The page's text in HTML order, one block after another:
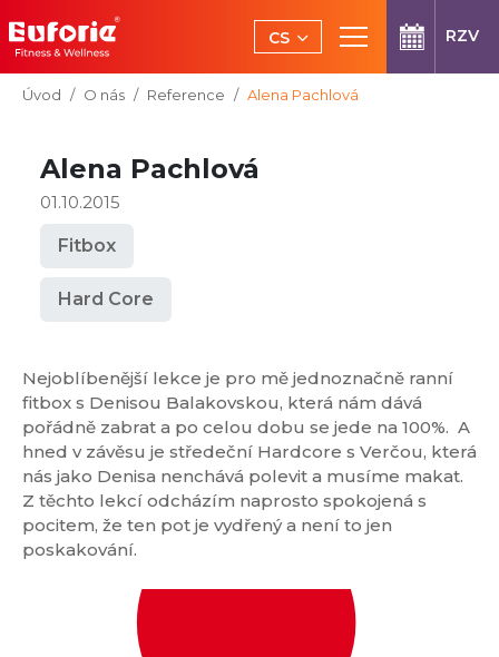
Přeskočit na hlavní obsah
CS
EN
RZV
Jsi tady:
Úvod O nás Reference Alena Pachlová
Alena Pachlová
01.10.2015
Fitbox
Hard Core
Nejoblíbenější lekce je pro mě jednoznačně ranní
fitbox s Denisou Balakovskou, která nám dává
pořádně zabrat a po celou dobu se jede na 100%. A
hned v závěsu je středeční Hardcore s Verčou, která
nás jako Denisa nenchává polevit a musíme makat.
Z těchto lekcí odcházím naprosto spokojená s
pocitem, že ten pot je vydřený a není to jen
poskakování.